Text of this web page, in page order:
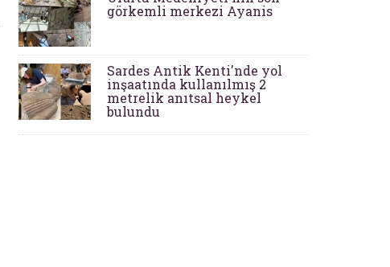
görkemli merkezi Ayanis
Sardes Antik Kenti'nde yol
inşaatında kullanılmış 2
metrelik anıtsal heykel
bulundu